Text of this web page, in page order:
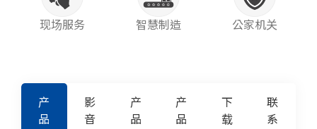
现场服务 智慧制造 公家机关
产
品
影
音
产
品
产
品
下
载
联
系